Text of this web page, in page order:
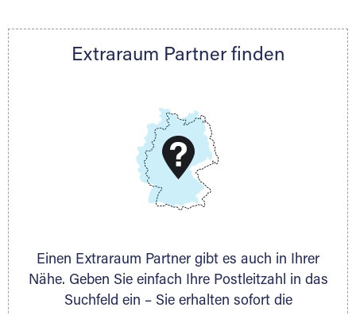
Telefon:+49 6145 5442 - 404
DMG Aktiengesellschaft
www.dmg-ag.com
Extraraum Partner finden
Einen Extraraum Partner gibt es auch in Ihrer
Nähe. Geben Sie einfach Ihre Postleitzahl in das
Suchfeld ein – Sie erhalten sofort die